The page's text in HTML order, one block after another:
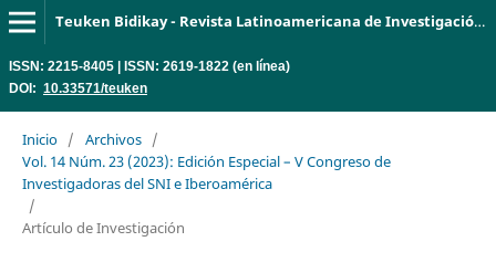
Teuken Bidikay - Revista Latinoamericana de Investigación en Organizaciones, Ambiente y Sociedad
ISSN: 2215-8405 | ISSN: 2619-1822 (en línea)
DOI: 10.33571/teuken
Inicio / Archivos /
Vol. 14 Núm. 23 (2023): Edición Especial – V Congreso de
Investigadoras del SNI e Iberoamérica
/
Artículo de Investigación